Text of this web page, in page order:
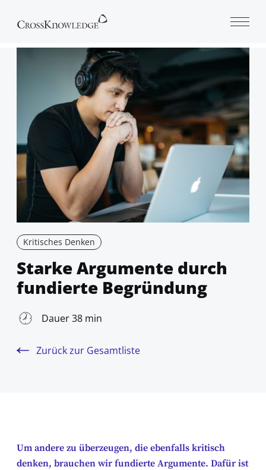
Kritisches Denken
Starke Argumente durch
fundierte Begründung
Dauer 38 min
Zurück zur Gesamtliste
Um andere zu überzeugen, die ebenfalls kritisch
denken, brauchen wir fundierte Argumente. Dafür ist